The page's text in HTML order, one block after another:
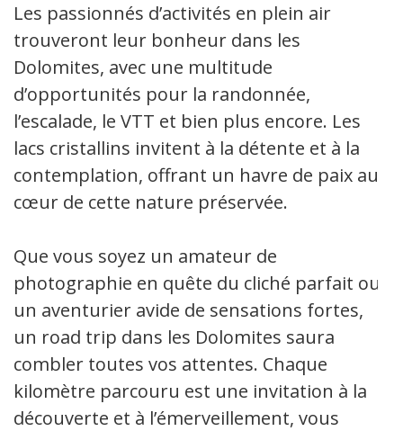
Les passionnés d’activités en plein air
trouveront leur bonheur dans les
Dolomites, avec une multitude
d’opportunités pour la randonnée,
l’escalade, le VTT et bien plus encore. Les
lacs cristallins invitent à la détente et à la
contemplation, offrant un havre de paix au
cœur de cette nature préservée.
Que vous soyez un amateur de
photographie en quête du cliché parfait ou
un aventurier avide de sensations fortes,
un road trip dans les Dolomites saura
combler toutes vos attentes. Chaque
kilomètre parcouru est une invitation à la
découverte et à l’émerveillement, vous